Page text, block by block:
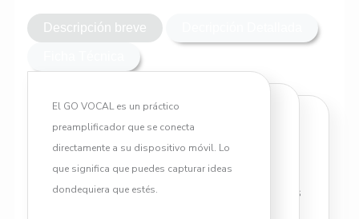
Descripción breve
El GO VOCAL es un práctico
preamplificador que se conecta
directamente a su dispositivo móvil. Lo
que significa que puedes capturar ideas
dondequiera que estés.
El GO VOCAL es un práctico
preamplificador que se conecta
directamente a su dispositivo
móvil. Lo que significa que puedes